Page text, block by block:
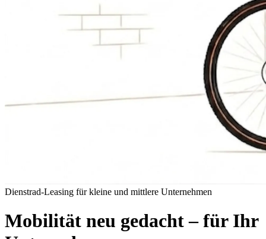
Dienstrad-Leasing für kleine und mittlere Unternehmen
Mobilität neu gedacht – für Ihr